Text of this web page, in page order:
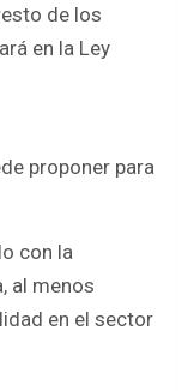
de los
en la Ley
proponer para
con la
al menos
en el sector